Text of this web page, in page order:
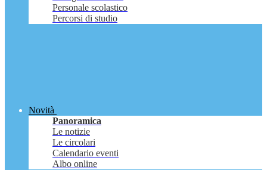
Personale scolastico
Percorsi di studio
Novità
Panoramica
Le notizie
Le circolari
Calendario eventi
Albo online